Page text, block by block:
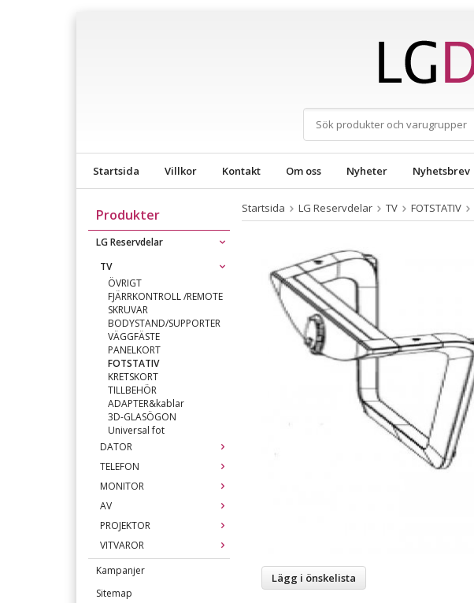
Startsida Villkor Kontakt Om oss Nyheter Nyhetsbrev
Produkter
LG Reservdelar
TV
ÖVRIGT
FJÄRRKONTROLL /REMOTE
SKRUVAR
BODYSTAND/SUPPORTER
VÄGGFÄSTE
PANELKORT
FOTSTATIV
KRETSKORT
TILLBEHÖR
ADAPTER&kablar
3D-GLASÖGON
Universal fot
DATOR
TELEFON
MONITOR
AV
PROJEKTOR
VITVAROR
Kampanjer
Sitemap
Startsida LG Reservdelar TV FOTSTATIV
Lägg i önskelista